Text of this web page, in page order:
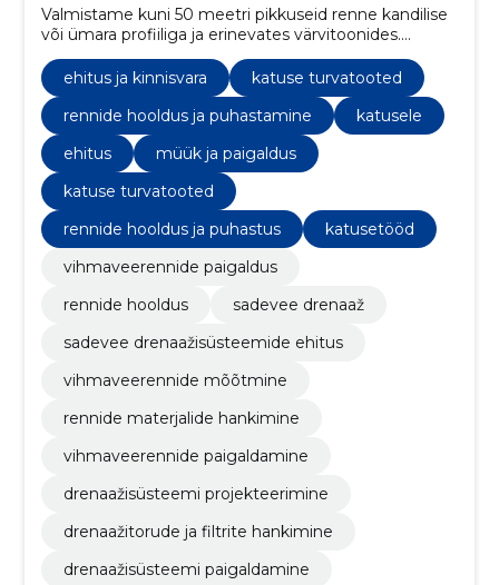
Valmistame kuni 50 meetri pikkuseid renne kandilise
või ümara profiiliga ja erinevates värvitoonides.
Paigaldame ja hooldame!
ehitus ja kinnisvara
katuse turvatooted
rennide hooldus ja puhastamine
katusele
ehitus
müük ja paigaldus
katuse turvatooted
rennide hooldus ja puhastus
katusetööd
vihmaveerennide paigaldus
rennide hooldus
sadevee drenaaž
sadevee drenaažisüsteemide ehitus
vihmaveerennide mõõtmine
rennide materjalide hankimine
vihmaveerennide paigaldamine
drenaažisüsteemi projekteerimine
drenaažitorude ja filtrite hankimine
drenaažisüsteemi paigaldamine